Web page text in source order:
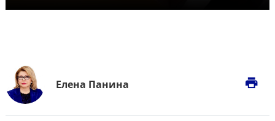
Елена Панина print